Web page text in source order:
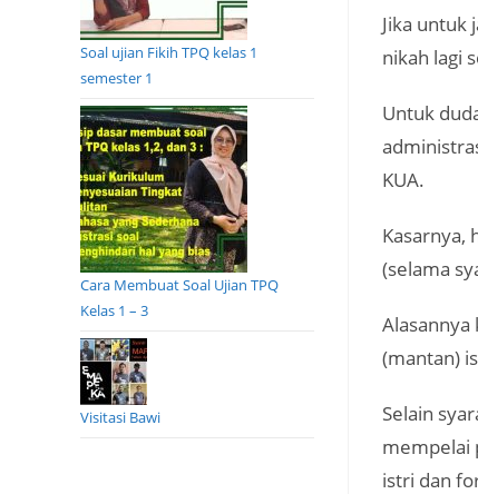
Jika untuk
nikah lagi
Untuk
KUA.
Kasarnya,
(selama
(mantan)
Selain
mempelai
istri dan
Soal ujian Fikih TPQ kelas 1
semester 1
Cara Membuat Soal Ujian TPQ
Kelas 1 – 3
Visitasi Bawi